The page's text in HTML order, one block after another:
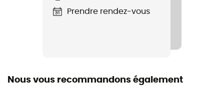
Ouverture du Doigt
Diamètre de l'ouverture
Prendre rendez-vous
Nous vous recommandons également